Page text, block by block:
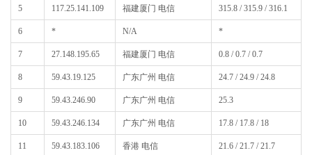
5 117.25.141.109 福建厦门 电信 315.8 / 315.9 / 316.1
6 * N/A *
7 27.148.195.65 福建厦门 电信 0.8 / 0.7 / 0.7
8 59.43.19.125 广东广州 电信 24.7 / 24.9 / 24.8
9 59.43.246.90 广东广州 电信 25.3
10 59.43.246.134 广东广州 电信 17.8 / 17.8 / 18
11 59.43.183.106 香港 电信 21.6 / 21.7 / 21.7